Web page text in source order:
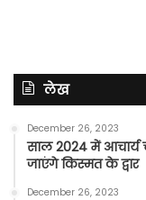
लेख
December 26, 2023
साल 2024 में आचार्य
जाएंगे किस्मत के द्वार
December 26, 2023